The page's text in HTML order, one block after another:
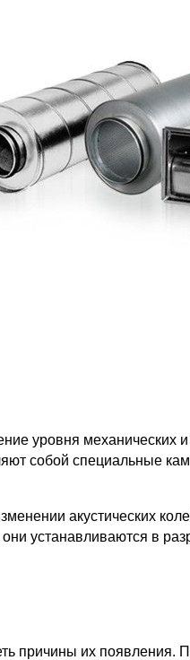
уровня механических
собой специальные
акустических
устанавливаются в
причины их появления.